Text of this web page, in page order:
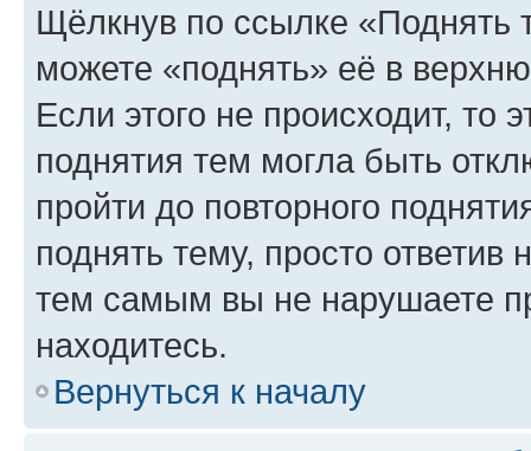
Щёлкнув по ссылке «Поднять
можете «поднять» её в
Если этого не происходит, то
поднятия тем могла быть
пройти до повторного
поднять тему, просто ответив
тем самым вы не нарушаете
находитесь.
Вернуться к началу